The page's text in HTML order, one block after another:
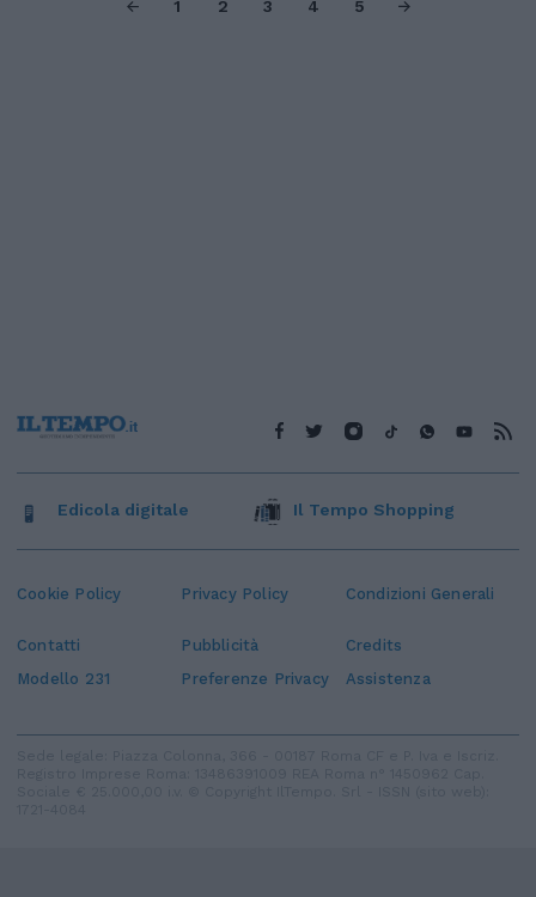
1 2 3 4 5
Cookie Policy Privacy Policy Condizioni Generali
Contatti Pubblicità
Credits
Modello 231
Preferenze Privacy Assistenza
Edicola digitale Il Tempo Shopping